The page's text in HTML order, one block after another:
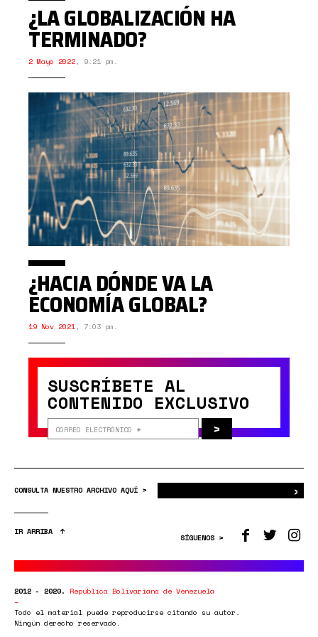
¿LA GLOBALIZACIÓN HA
TERMINADO?
2 Mayo 2022, 9:21 pm.
SUSCRÍBETE AL
CONTENIDO EXCLUSIVO
>
¿HACIA DÓNDE VA LA
ECONOMÍA GLOBAL?
19 Nov 2021, 7:03 pm.
CONSULTA NUESTRO ARCHIVO AQUÍ > ›
IR ARRIBA
SÍGUENOS >
2012 - 2020. República Bolivariana de Venezuela
Todo el material puede reproducirse citando su autor.
Ningún derecho reservado.